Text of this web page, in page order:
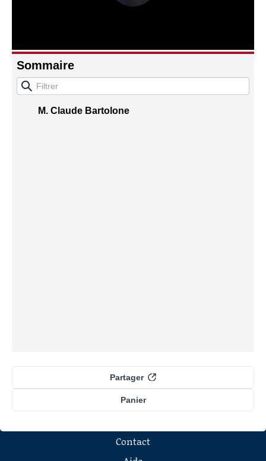
Sommaire
M. Claude Bartolone
Panier
Partager
Contact